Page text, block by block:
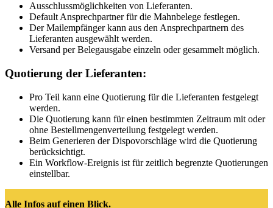
Ausschlussmöglichkeiten von Lieferanten.
Default Ansprechpartner für die Mahnbelege festlegen.
Der Mailempfänger kann aus den Ansprechpartnern des
Lieferanten ausgewählt werden.
Versand per Belegausgabe einzeln oder gesammelt möglich.
Quotierung der Lieferanten:
Pro Teil kann eine Quotierung für die Lieferanten festgelegt
werden.
Die Quotierung kann für einen bestimmten Zeitraum mit oder
ohne Bestellmengenverteilung festgelegt werden.
Beim Generieren der Dispovorschläge wird die Quotierung
berücksichtigt.
Ein Workflow-Ereignis ist für zeitlich begrenzte Quotierungen
einstellbar.
Alle Infos auf einen Blick.